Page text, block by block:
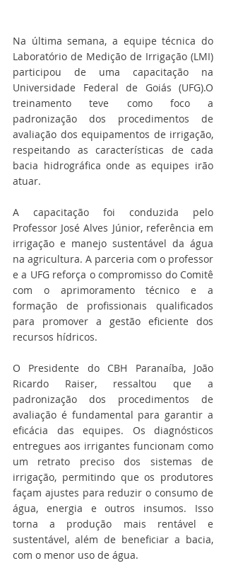
Na última semana, a equipe técnica do
Laboratório de Medição de Irrigação (LMI)
participou de uma capacitação na
Universidade Federal de Goiás (UFG).O
treinamento teve como foco a
padronização dos procedimentos de
avaliação dos equipamentos de irrigação,
respeitando as características de cada
bacia hidrográfica onde as equipes irão
atuar.
A capacitação foi conduzida pelo
Professor José Alves Júnior, referência em
irrigação e manejo sustentável da água
na agricultura. A parceria com o professor
e a UFG reforça o compromisso do Comitê
com o aprimoramento técnico e a
formação de profissionais qualificados
para promover a gestão eficiente dos
recursos hídricos.
O Presidente do CBH Paranaíba, João
Ricardo Raiser, ressaltou que a
padronização dos procedimentos de
avaliação é fundamental para garantir a
eficácia das equipes. Os diagnósticos
entregues aos irrigantes funcionam como
um retrato preciso dos sistemas de
irrigação, permitindo que os produtores
façam ajustes para reduzir o consumo de
água, energia e outros insumos. Isso
torna a produção mais rentável e
sustentável, além de beneficiar a bacia,
com o menor uso de água.